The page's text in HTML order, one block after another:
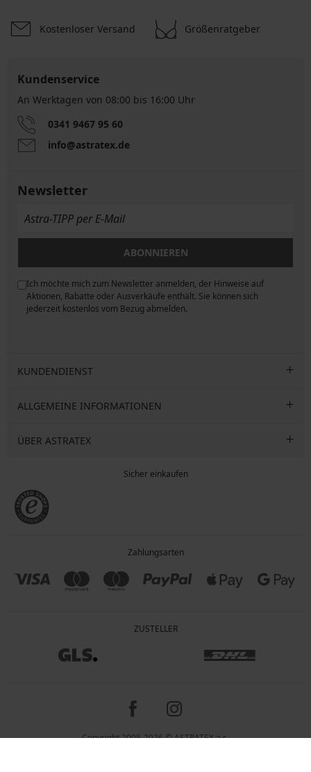
Kostenloser Versand Größenratgeber
Kundenservice
An Werktagen von 08:00 bis 16:00 Uhr
0341 9467 95 60
info@astratex.de
Newsletter
ABONNIEREN
Ich möchte mich zum Newsletter anmelden, der Hinweise auf
Aktionen, Rabatte oder Ausverkäufe enthält. Sie können sich
jederzeit kostenlos vom Bezug abmelden.
KUNDENDIENST
ALLGEMEINE INFORMATIONEN
ÜBER ASTRATEX
Sicher einkaufen
Zahlungsarten
ZUSTELLER
Copyright 2005-2026 © ASTRATEX a.s.